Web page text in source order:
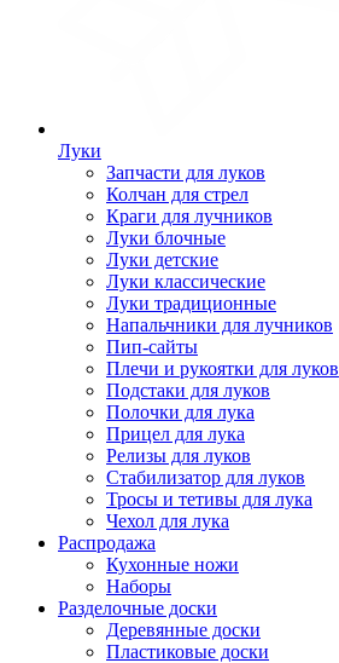
Луки
Запчасти для луков
Колчан для стрел
Краги для лучников
Луки блочные
Луки детские
Луки классические
Луки традиционные
Напальчники для лучников
Пип-сайты
Плечи и рукоятки для луков
Подстаки для луков
Полочки для лука
Прицел для лука
Релизы для луков
Стабилизатор для луков
Тросы и тетивы для лука
Чехол для лука
Распродажа
Кухонные ножи
Наборы
Разделочные доски
Деревянные доски
Пластиковые доски